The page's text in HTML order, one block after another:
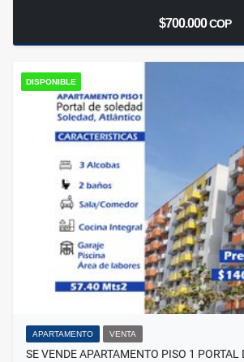
$700.000COP
DISPONIBLE
APARTAMENTO VENTA
SE VENDE APARTAMENTO PISO 1 PORTAL